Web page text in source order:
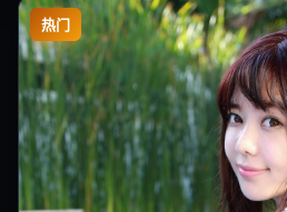
热门